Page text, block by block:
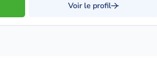
Voir le profil